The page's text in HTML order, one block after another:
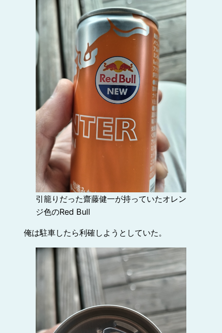
引籠りだった齋藤健一が持っていたオレン
ジ色のRed Bull
俺は駐車したら利確しようとしていた。